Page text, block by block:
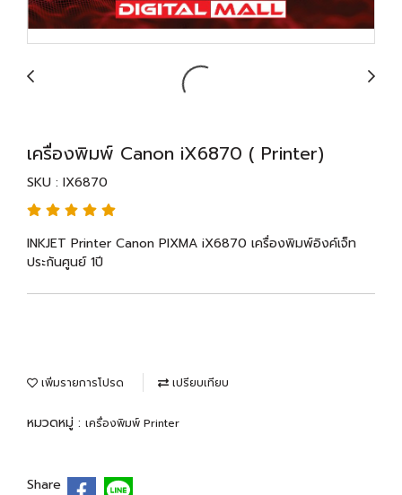
เครื่องพิมพ์ Canon iX6870 ( Printer)
SKU : IX6870
INKJET Printer Canon PIXMA iX6870 เครื่องพิมพ์อิงค์เจ็ท
ประกันศูนย์ 1ปี
เพิ่มรายการโปรด เปรียบเทียบ
หมวดหมู่ : เครื่องพิมพ์ Printer
Share